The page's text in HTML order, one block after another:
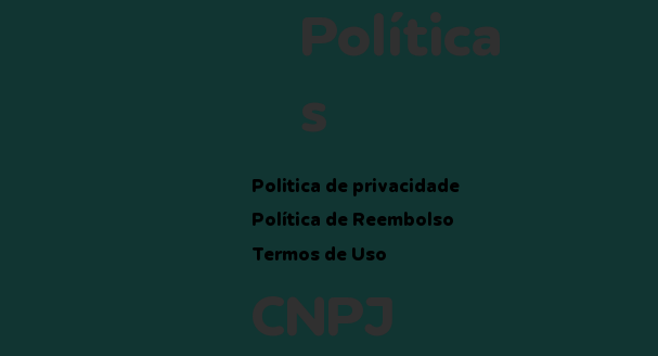
Termos de Uso
Política de Reembolso
Politica de privacidade
Política
s
CNPJ